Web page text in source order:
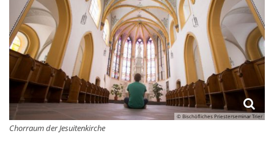
© Bischöfliches Priesterseminar Trier
Chorraum der Jesuitenkirche